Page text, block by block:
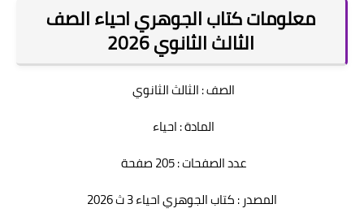
معلومات كتاب الجوهري احياء الصف
الثالث الثانوي 2026
الصف : الثالث الثانوي
المادة : احياء
عدد الصفحات : 205 صفحة
المصدر : كتاب الجوهري احياء 3 ث 2026